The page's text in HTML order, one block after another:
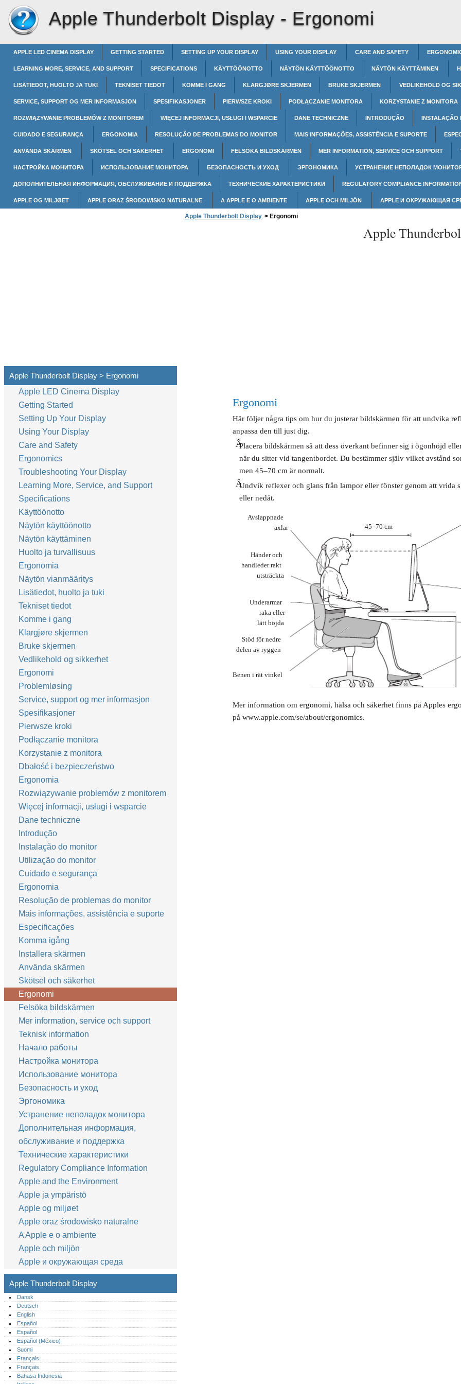
Apple Thunderbolt Display - Ergonomi
APPLE LED CINEMA DISPLAY GETTING STARTED SETTING UP YOUR DISPLAY USING YOUR DISPLAY CARE AND SAFETY
LEARNING MORE, SERVICE, AND SUPPORT SPECIFICATIONS KÄYTTÖÖNOTTO NÄYTÖN KÄYTTÖÖNOTTO NÄYTÖN KÄYTTÄMINEN
LISÄTIEDOT, HUOLTO JA TUKI TEKNISET TIEDOT KOMME I GANG KLARGJØRE SKJERMEN BRUKE SKJERMEN VEDLIKEHOLD OG
SERVICE, SUPPORT OG MER INFORMASJON SPESIFIKASJONER PIERWSZE KROKI PODŁĄCZANIE MONITORA KORZYSTANIE Z MONITORA
ROZWIĄZYWANIE PROBLEMÓW Z MONITOREM WIĘCEJ INFORMACJI, USŁUGI I WSPARCIE DANE TECHNICZNE INTRODUÇÃO INSTALAÇÃO
CUIDADO E SEGURANÇA ERGONOMIA RESOLUÇÃO DE PROBLEMAS DO MONITOR MAIS INFORMAÇÕES, ASSISTÊNCIA E SUPORTE
ANVÄNDA SKÄRMEN SKÖTSEL OCH SÄKERHET ERGONOMI FELSÖKA BILDSKÄRMEN MER INFORMATION, SERVICE OCH SUPPORT
НАСТРОЙКА МОНИТОРА ИСПОЛЬЗОВАНИЕ МОНИТОРА БЕЗОПАСНОСТЬ И УХОД ЭРГОНОМИКА УСТРАНЕНИЕ НЕПОЛАДОК
ДОПОЛНИТЕЛЬНАЯ ИНФОРМАЦИЯ, ОБСЛУЖИВАНИЕ И ПОДДЕРЖКА ТЕХНИЧЕСКИЕ ХАРАКТЕРИСТИКИ REGULATORY COMPLIANCE
APPLE OG MILJØET APPLE ORAZ ŚRODOWISKO NATURALNE A APPLE E O AMBIENTE APPLE OCH MILJÖN APPLE И ОКРУЖАЮЩАЯ
Apple Thunderbolt Display > Ergonomi
Apple
Ergonomi
Här följer några tips om hur du justerar bildskärmen för att undvika
anpassa den till just dig.
ÂPlacera bildskärmen så att dess överkant befinner sig i ögonhöjd
när du sitter vid tangentbordet. Du bestämmer själv vilket avstånd
men 45–70 cm är normalt.
ÂUndvik reflexer och glans från lampor eller fönster genom att vrida
eller nedåt.
Benen i rät vinkel
Avslappnade
axlar
Händer och
handleder rakt
utsträckta
Underarmar
raka eller
lätt böjda
Stöd för nedre
delen av ryggen
45–70 cm
Mer information om ergonomi, hälsa och säkerhet finns på Apples
på www.apple.com/se/about/ergonomics.
Apple Thunderbolt Display > Ergonomi
Apple LED Cinema Display
Getting Started
Setting Up Your Display
Using Your Display
Care and Safety
Ergonomics
Troubleshooting Your Display
Learning More, Service, and Support
Specifications
Käyttöönotto
Näytön käyttöönotto
Näytön käyttäminen
Huolto ja turvallisuus
Ergonomia
Näytön vianmääritys
Lisätiedot, huolto ja tuki
Tekniset tiedot
Komme i gang
Klargjøre skjermen
Bruke skjermen
Vedlikehold og sikkerhet
Ergonomi
Problemløsing
Service, support og mer informasjon
Spesifikasjoner
Pierwsze kroki
Podłączanie monitora
Korzystanie z monitora
Dbałość i bezpieczeństwo
Ergonomia
Rozwiązywanie problemów z monitorem
Więcej informacji, usługi i wsparcie
Dane techniczne
Introdução
Instalação do monitor
Utilização do monitor
Cuidado e segurança
Ergonomia
Resolução de problemas do monitor
Mais informações, assistência e suporte
Especificações
Komma igång
Installera skärmen
Använda skärmen
Skötsel och säkerhet
Ergonomi
Felsöka bildskärmen
Mer information, service och support
Teknisk information
Начало работы
Настройка монитора
Использование монитора
Безопасность и уход
Эргономика
Устранение неполадок монитора
Дополнительная информация,
обслуживание и поддержка
Технические характеристики
Regulatory Compliance Information
Apple and the Environment
Apple ja ympäristö
Apple og miljøet
Apple oraz środowisko naturalne
A Apple e o ambiente
Apple och miljön
Apple и окружающая среда
Apple Thunderbolt Display
Dansk
Deutsch
English
Español
Español
Español (México)‎
Suomi
Français
Français
Bahasa Indonesia